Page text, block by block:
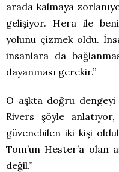
arada kalmaya
gelişiyor. Hera ile
yolunu çizmek oldu.
insanlara da
dayanması gerekir.”
O aşkta doğru dengeyi
Rivers şöyle
güvenebilen iki kişi
Tom’un Hester’a olan
değil.”